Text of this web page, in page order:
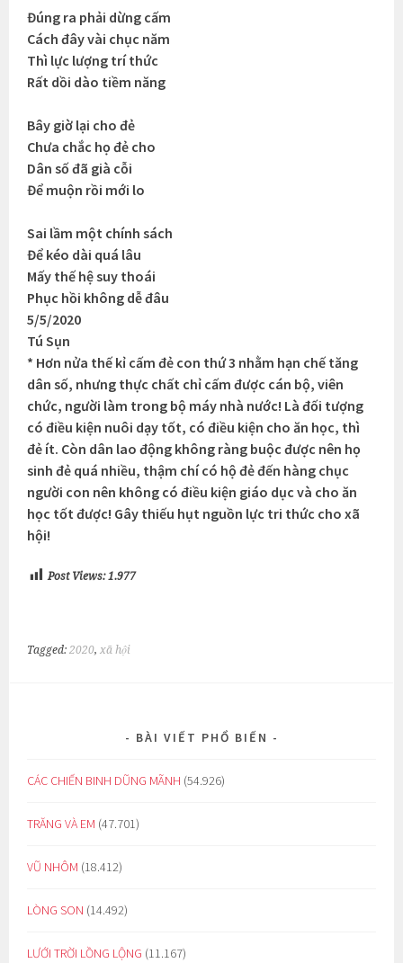
Đúng ra phải dừng cấm
Cách đây vài chục năm
Thì lực lượng trí thức
Rất dồi dào tiềm năng
Bây giờ lại cho đẻ
Chưa chắc họ đẻ cho
Dân số đã già cỗi
Để muộn rồi mới lo
Sai lầm một chính sách
Để kéo dài quá lâu
Mấy thế hệ suy thoái
Phục hồi không dễ đâu
5/5/2020
Tú Sụn
* Hơn nửa thế kỉ cấm đẻ con thứ 3 nhằm hạn chế tăng
dân số, nhưng thực chất chỉ cấm được cán bộ, viên
chức, người làm trong bộ máy nhà nước! Là đối tượng
có điều kiện nuôi dạy tốt, có điều kiện cho ăn học, thì
đẻ ít. Còn dân lao động không ràng buộc được nên họ
sinh đẻ quá nhiều, thậm chí có hộ đẻ đến hàng chục
người con nên không có điều kiện giáo dục và cho ăn
học tốt được! Gây thiếu hụt nguồn lực tri thức cho xã
hội!
Post Views: 1.977
Tagged:2020,xã hội
BÀI VIẾT PHỔ BIẾN
CÁC CHIẾN BINH DŨNG MÃNH (54.926)
TRĂNG VÀ EM (47.701)
VŨ NHÔM (18.412)
LÒNG SON (14.492)
LƯỚI TRỜI LỒNG LỘNG (11.167)